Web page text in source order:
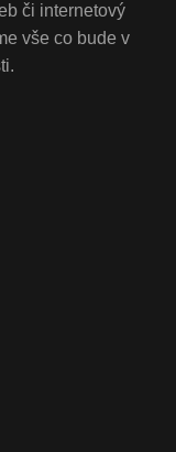
či internetový
vše co bude v